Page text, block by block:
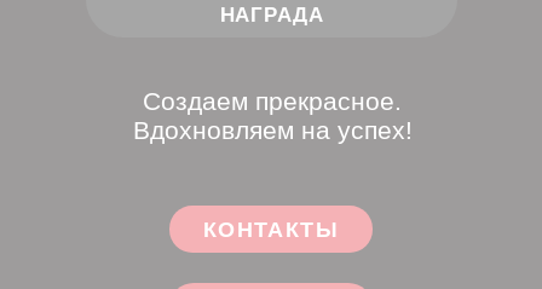
КОНТАКТЫ
+7 (981) 987-76-61